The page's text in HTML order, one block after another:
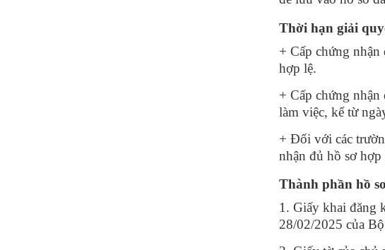
Thời hạn giải
+ Cấp chứng
hợp lệ.
+ Cấp chứng
làm việc, kể từ
+ Đối với các
nhận đủ hồ sơ
Thành phần hồ
1. Giấy khai đăng
28/02/2025 của